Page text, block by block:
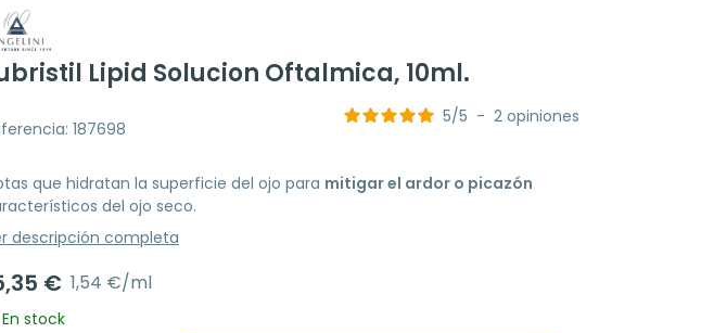
Lipid Solucion Oftalmica, 10ml.
187698
5/5 - 2 opiniones
que hidratan la superficie del ojo para mitigar el ardor o picazón
del ojo seco.
descripción completa
€ 1,54 €/ml
En stock